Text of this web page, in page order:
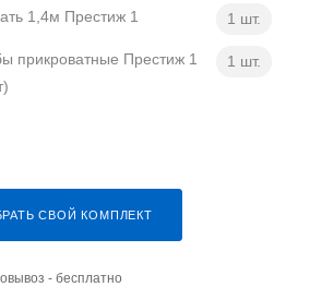
1,4м Престиж 1 1 шт.
прикроватные Престиж 1
1 шт.
СВОЙ КОМПЛЕКТ
- бесплатно